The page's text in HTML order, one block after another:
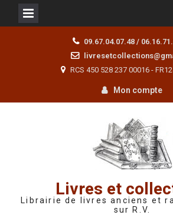
09.67.04.07.48 /
RCS 450 528 237 00016 -
Mon compte
Livres et
Librairie de livres anciens et
sur R.V.